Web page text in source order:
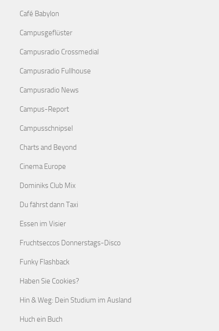
Café Babylon
Campusgeflüster
Campusradio Crossmedial
Campusradio Fullhouse
Campusradio News
Campus-Report
Campusschnipsel
Charts and Beyond
Cinema Europe
Dominiks Club Mix
Du fährst dann Taxi
Essen im Visier
Fruchtseccos Donnerstags-Disco
Funky Flashback
Haben Sie Cookies?
Hin & Weg: Dein Studium im Ausland
Huch ein Buch